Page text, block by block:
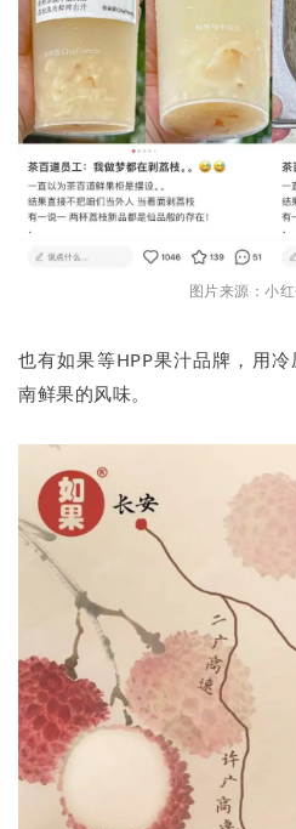
图片来源：小
也有如果等HPP果汁品牌，用
南鲜果的风味。